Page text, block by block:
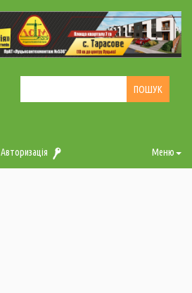
Авторизація Меню